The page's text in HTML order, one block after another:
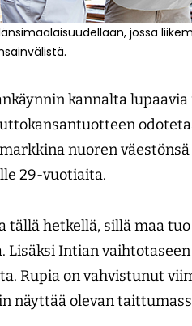
jossa
kannalta
nuoren
29-vuotiaita.
tällä hetkellä, sillä maa
Lisäksi Intian
Rupia on vahvistunut
näyttää olevan